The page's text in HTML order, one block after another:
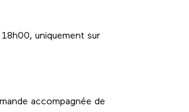
uniquement sur
accompagnée de